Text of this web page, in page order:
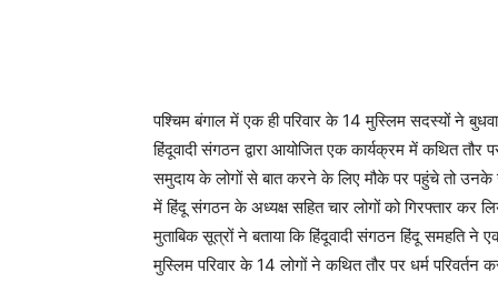
पश्चिम बंगाल में एक ही परिवार के 14 मुस्लिम सदस्यों ने
हिंदूवादी संगठन द्वारा आयोजित एक कार्यक्रम में कथित
समुदाय के लोगों से बात करने के लिए मौके पर पहुंचे तो
में हिंदू संगठन के अध्यक्ष सहित चार लोगों को गिरफ्तार कर
मुताबिक सूत्रों ने बताया कि हिंदूवादी संगठन हिंदू समहति ने
मुस्लिम परिवार के 14 लोगों ने कथित तौर पर धर्म परिवर्तन